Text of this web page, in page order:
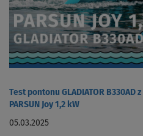
Test pontonu GLADIATOR
PARSUN Joy 1,2 kW
05.03.2025